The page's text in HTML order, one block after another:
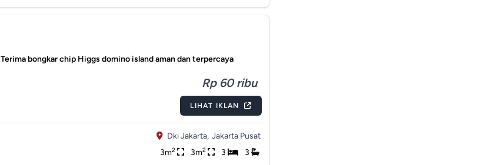
Terima bongkar chip Higgs domino island aman dan terpercaya
Rp 60 ribu
LIHAT IKLAN
Dki Jakarta, Jakarta Pusat
3m2 3m2 3 3